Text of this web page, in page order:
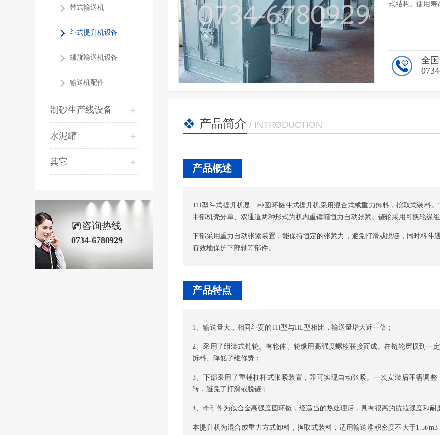
带式输送机
斗式提升机设备
螺旋输送机设备
输送机配件
制砂生产线设备
水泥罐
其它
咨询热线
0734-6780929
式结构。使用寿
全
产品简介 / INTRODUCTION
产品概述
TH型斗式提升机是一种圆环链斗式提升机采用混合式或重力卸料，挖取式装料
中部机壳分单、双通道两种形式为机内重锤箱恒力自动张紧。链轮采用可换轮缘
下部采用重力自动张紧装置，能保持恒定的张紧力，避免打滑或脱链，同时料斗
有效地保护下部轴等部件。
产品特点
1、输送量大，相同斗宽的TH型与HL型相比，输送量增大近一倍；
2、采用了组装式链轮。有轮体、轮缘用高强度螺栓联接而成。在链轮磨损到一
拆料、降低了维修费；
3、下部采用了重锤杠杆式张紧装置，即可实现自动张紧。一次安装后不需调
转，避免了打滑或脱链；
4、牵引件为低合金高强度圆环链，经适当的热处理后，具有很高的抗拉强度和耐
本提升机为混合或重力方式卸料，掏取式装料，适用输送堆积密度不大于1.5t/